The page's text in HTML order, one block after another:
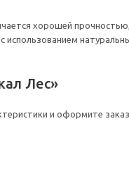
хорошей
Лес»
и оформите